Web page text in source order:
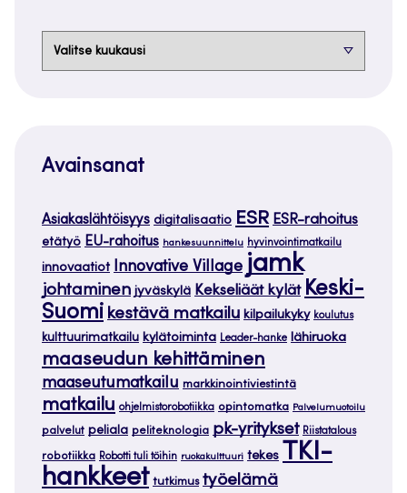
Avainsanat
Asiakaslähtöisyys digitalisaatio ESR ESR-rahoitus
etätyö EU-rahoitus hankesuunnittelu hyvinvointimatkailu
innovaatiot Innovative Village jamk
johtaminen jyväskylä Kekseliäät kylät Keski-
Suomi kestävä matkailu kilpailukyky koulutus
kulttuurimatkailu kylätoiminta Leader-hanke lähiruoka
maaseudun kehittäminen
maaseutumatkailu markkinointiviestintä
matkailu ohjelmistorobotiikka opintomatka Palvelumuotoilu
palvelut peliala peliteknologia pk-yritykset Riistatalous
robotiikka Robotti tuli töihin ruokakulttuuri tekes
TKI-
hankkeet tutkimus työelämä